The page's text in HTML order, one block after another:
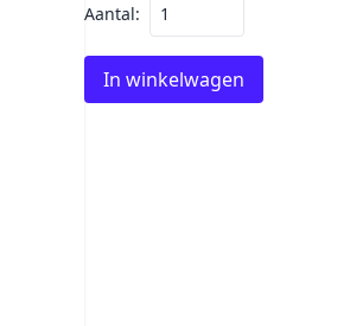
Aantal:
In winkelwagen